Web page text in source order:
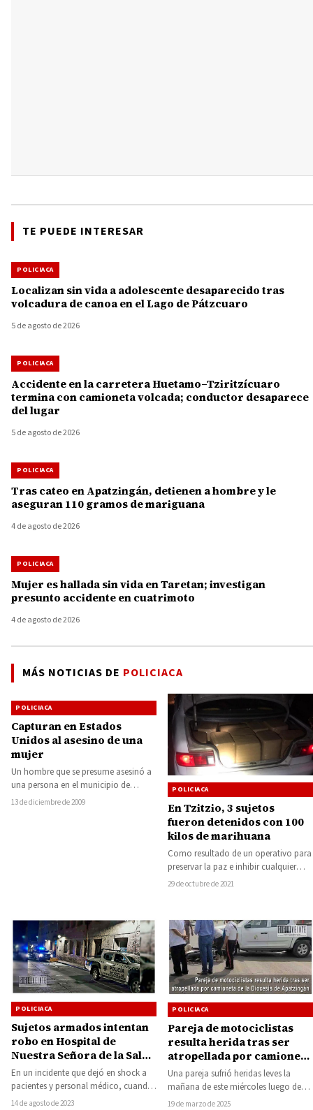
TE PUEDE INTERESAR
POLICIACA
Localizan sin vida a adolescente desaparecido tras
volcadura de canoa en el Lago de Pátzcuaro
5 de agosto de 2026
POLICIACA
Accidente en la carretera Huetamo–Tziritzícuaro
termina con camioneta volcada; conductor desaparece
del lugar
5 de agosto de 2026
POLICIACA
Tras cateo en Apatzingán, detienen a hombre y le
aseguran 110 gramos de mariguana
4 de agosto de 2026
POLICIACA
Mujer es hallada sin vida en Taretan; investigan
presunto accidente en cuatrimoto
4 de agosto de 2026
MÁS NOTICIAS DE POLICIACA
POLICIACA
Capturan en Estados
Unidos al asesino de una
mujer
Un hombre que se presume asesinó a
una persona en el municipio de
Tiquicheo, fue capturado en la…
13 de diciembre de 2009
POLICIACA
En Tzitzio, 3 sujetos
fueron detenidos con 100
kilos de marihuana
Como resultado de un operativo para
preservar la paz e inhibir cualquier
delito, los elementos de la
29 de octubre de 2021
POLICIACA
Sujetos armados intentan
robo en Hospital de
Nuestra Señora de la Salud
en el Centro Histórico de
Morelia
En un incidente que dejó en shock a
pacientes y personal médico, cuando
un grupo de individuos armados…
14 de agosto de 2023
POLICIACA
Pareja de motociclistas
resulta herida tras ser
atropellada por camioneta
de la Diócesis de
Apatzingán
Una pareja sufrió heridas leves la
mañana de este miércoles luego de
ser atropellada por una camioneta
19 de marzo de 2025